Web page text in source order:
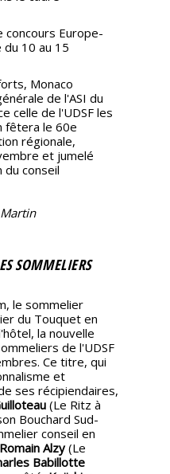
concours Europe-
10 au 15
Monaco
de l'ASI du
celle de l'UDSF les
fêtera le 60e
régionale,
et jumelé
du conseil
SOMMELIERS
le sommelier
du Touquet en
la nouvelle
de l'UDSF
Ce titre, qui
et
ses récipiendaires,
(Le Ritz à
Bouchard Sud-
conseil en
Romain Alzy(Le
Babillotte